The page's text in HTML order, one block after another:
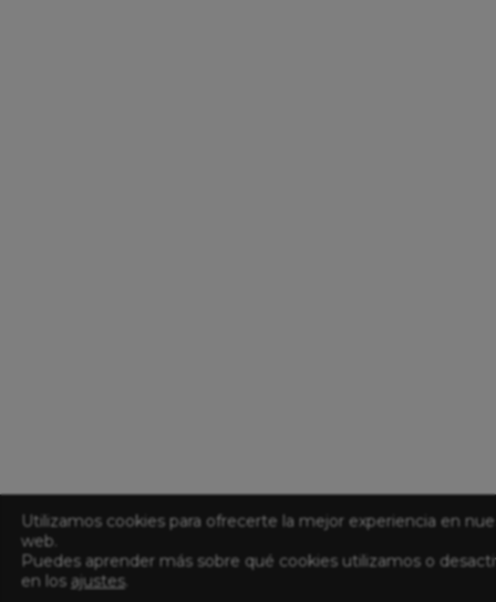
Utilizamos cookies para ofrecerte la mejor experiencia en
web.
Puedes aprender más sobre qué cookies utilizamos o
en los ajustes.